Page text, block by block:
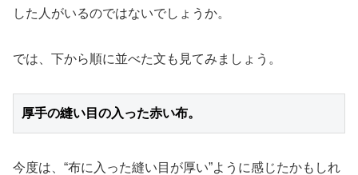
した人がいるのではないでしょうか。
では、下から順に並べた文も見てみましょう。
厚手の縫い目の入った赤い布。
今度は、“布に入った縫い目が厚い”ように感じたかもしれ